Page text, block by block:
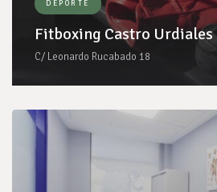
DEPORTE
Fitboxing Castro Urdiales
C/ Leonardo Rucabado 18